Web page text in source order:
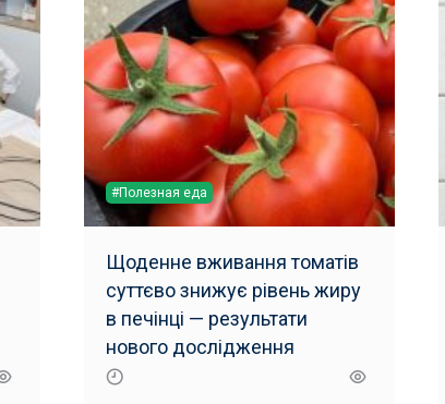
#Полезная еда
Щоденне вживання томатів
суттєво знижує рівень жиру
в печінці — результати
нового дослідження